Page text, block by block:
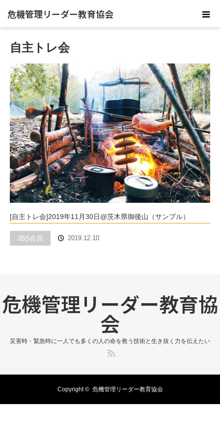
危機管理リーダー教育協会
自主トレ会
[自主トレ会]2019年11月30日@茨木県御後山（サンプル）
JBS会員 2019.12.10
危機管理リーダー教育協
会
災害時・緊急時に一人でも多くの人の命を救う技術と生き抜く力を伝えたい
Copyright © 危機管理リーダー教育協会